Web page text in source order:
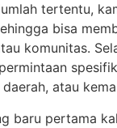
tertentu,
bisa
komunitas.
atau
baru pertama